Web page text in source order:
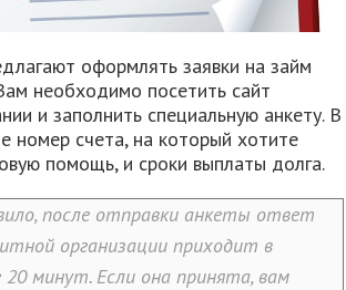
оформлять заявки на займ
необходимо посетить сайт
и заполнить специальную анкету. В
номер счета, на который хотите
помощь, и сроки выплаты долга.
после отправки анкеты ответ
организации приходит в
20 минут. Если она принята, вам